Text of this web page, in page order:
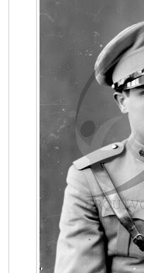
[Item]
[Item]
[Item]
[Item]
[Item]
[Item]
[Item]
[Item]
[Item]
[Item]
[Item]
[Item]
[Item]
[Item]
[Item]